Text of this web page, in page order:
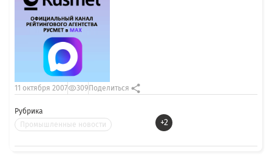
Рубрика
Промышленные новости
+2
11 октября 2007 309 Поделиться